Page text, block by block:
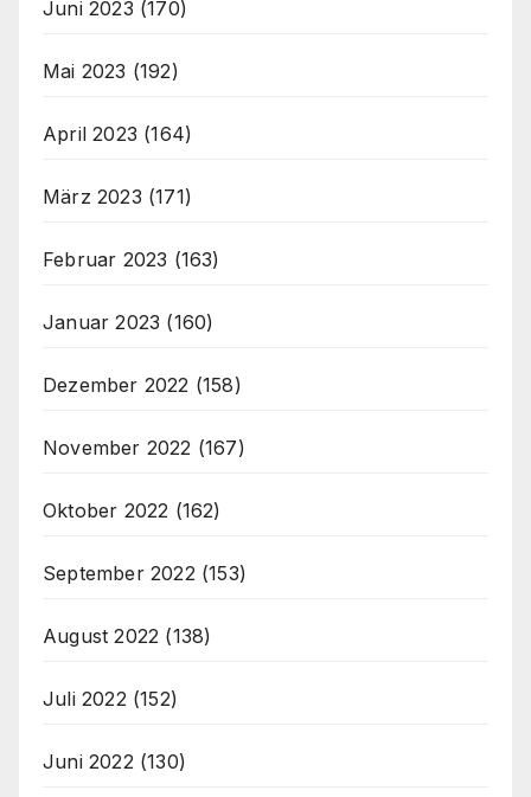
Juni 2023 (170)
Mai 2023 (192)
April 2023 (164)
März 2023 (171)
Februar 2023 (163)
Januar 2023 (160)
Dezember 2022 (158)
November 2022 (167)
Oktober 2022 (162)
September 2022 (153)
August 2022 (138)
Juli 2022 (152)
Juni 2022 (130)